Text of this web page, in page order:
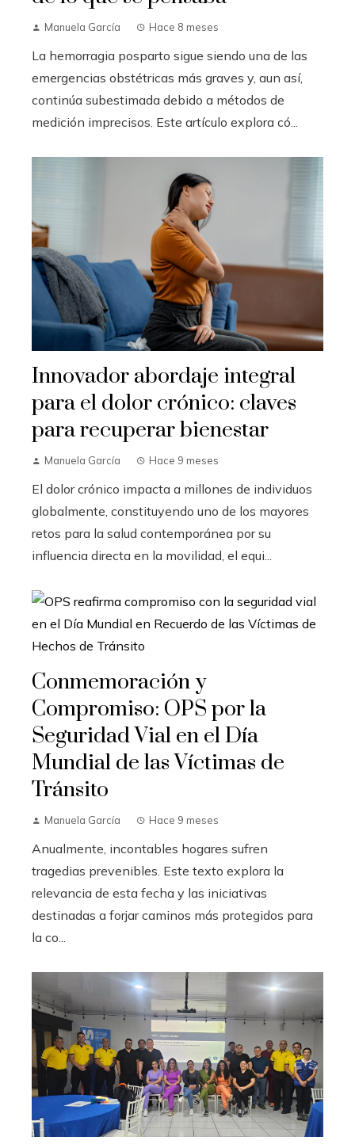
Manuela García Hace 8 meses
La hemorragia posparto sigue siendo una de las
emergencias obstétricas más graves y, aun así,
continúa subestimada debido a métodos de
medición imprecisos. Este artículo explora có...
Innovador abordaje integral
para el dolor crónico: claves
para recuperar bienestar
Manuela García Hace 9 meses
El dolor crónico impacta a millones de individuos
globalmente, constituyendo uno de los mayores
retos para la salud contemporánea por su
influencia directa en la movilidad, el equi...
Conmemoración y
Compromiso: OPS por la
Seguridad Vial en el Día
Mundial de las Víctimas de
Tránsito
Manuela García Hace 9 meses
Anualmente, incontables hogares sufren
tragedias prevenibles. Este texto explora la
relevancia de esta fecha y las iniciativas
destinadas a forjar caminos más protegidos para
la co...